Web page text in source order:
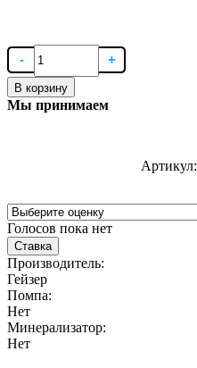
В корзину
Мы принимаем
Артикул:
Голосов пока нет
Ставка
Производитель:
Гейзер
Помпа:
Нет
Минерализатор:
Нет